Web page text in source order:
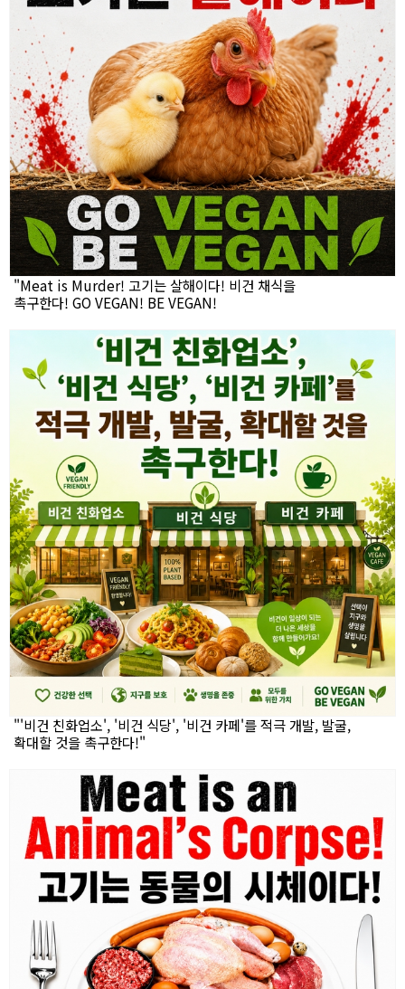
"Meat is Murder! 고기는 살해이다! 비건 채식을
촉구한다! GO VEGAN! BE VEGAN!
"'비건 친화업소', '비건 식당', '비건 카페'를 적극 개발, 발굴,
확대할 것을 촉구한다!"